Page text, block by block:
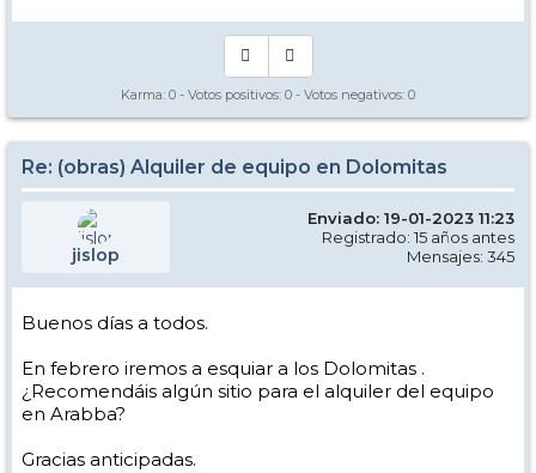
Karma: 0 - Votos positivos: 0 - Votos negativos: 0
Re: (obras) Alquiler de equipo en Dolomitas
jislop
Enviado: 19-01-2023 11:23
Registrado: 15 años antes
Mensajes: 345
Buenos días a todos.
En febrero iremos a esquiar a los Dolomitas .
¿Recomendáis algún sitio para el alquiler del equipo
en Arabba?
Gracias anticipadas.